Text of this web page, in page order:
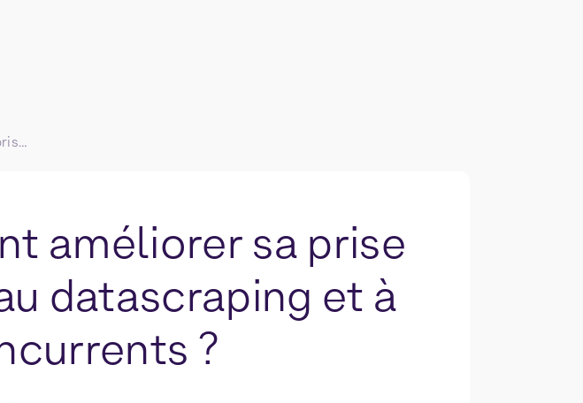
Scraping : Comment améliorer sa prise de décision grâce au datascraping et à la données des concurrents ?
améliorer sa prise
datascraping et à
?